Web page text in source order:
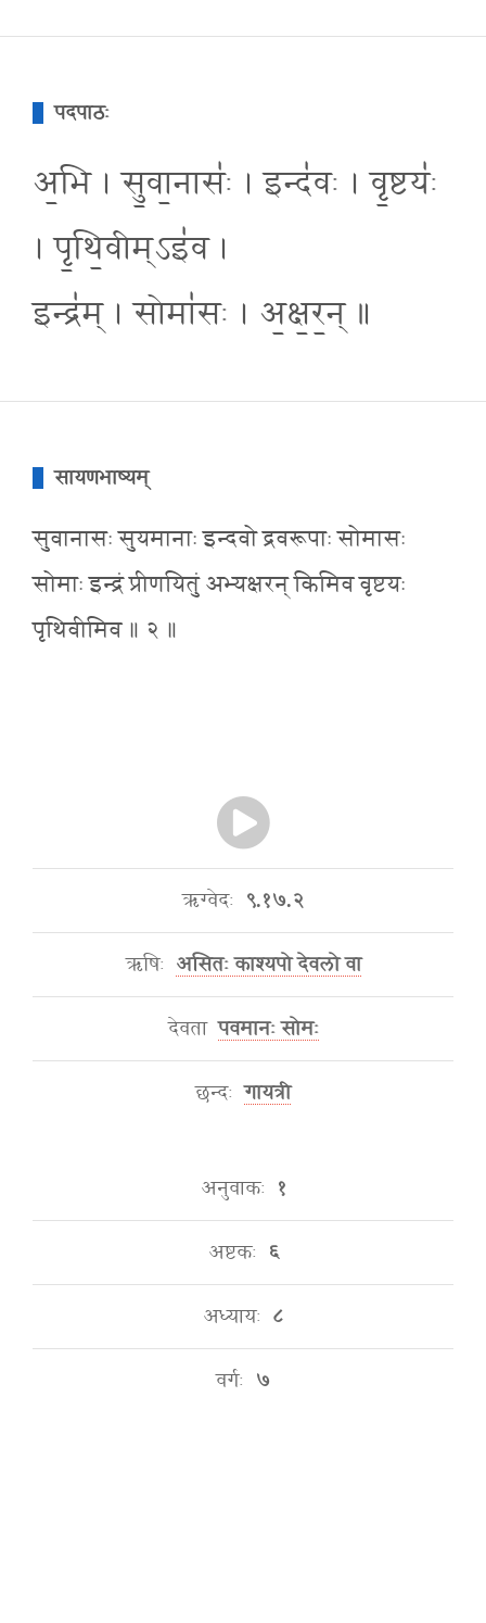
पदपाठः
अ॒भि । सु॒वा॒नासः॑ । इन्द॑वः । वृ॒ष्टयः॑
। पृ॒थि॒वीम्ऽइ॑व ।
इन्द्र॑म् । सोमा॑सः । अ॒क्ष॒र॒न् ॥
सायणभाष्यम्
सुवानासः सुयमानाः इन्दवो द्रवरूपाः सोमासः
सोमाः इन्द्रं प्रीणयितुं अभ्यक्षरन् किमिव वृष्टयः
पृथिवीमिव ॥ २ ॥
ऋग्वेदः ९.१७.२
ऋषिः असितः काश्यपो देवलो वा
देवता पवमानः सोमः
छन्दः गायत्री
अनुवाकः १
अष्टकः ६
अध्यायः ८
वर्गः ७